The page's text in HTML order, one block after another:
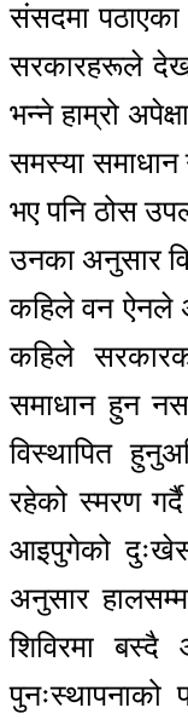
संसदमा
सरकारहरूले
भन्ने हाम्रो
समस्या समाधान
भए पनि ठोस
उनका अनुसार
कहिले वन ऐनले
कहिले
समाधान हुन
विस्थापित
रहेको स्मरण
आइपुगेको
अनुसार
शिविरमा
पुनःस्थापनाको